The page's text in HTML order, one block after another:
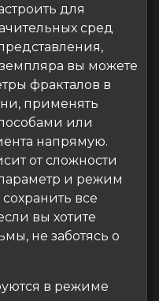
для
сред
вы можете
фракталов в
применять
или
напрямую.
от сложности
и режим
все
вы хотите
не заботясь о
в режиме